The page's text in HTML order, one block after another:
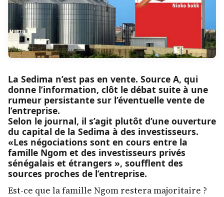
La Sedima n’est pas en vente. Source A, qui
donne l’information, clôt le débat suite à une
rumeur persistante sur l’éventuelle vente de
l’entreprise.
Selon le journal, il s’agit plutôt d’une ouverture
du capital de la Sedima à des investisseurs.
«Les négociations sont en cours entre la
famille Ngom et des investisseurs privés
sénégalais et étrangers », soufflent des
sources proches de l’entreprise.
Est-ce que la famille Ngom restera majoritaire ?